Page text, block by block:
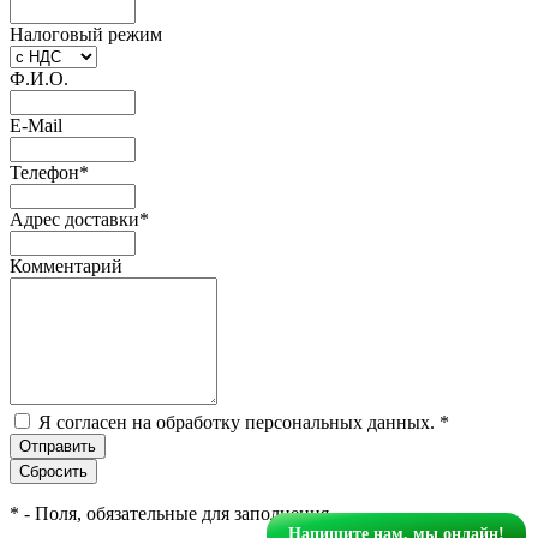
Налоговый режим
Ф.И.О.
E-Mail
Телефон*
Адрес доставки*
Комментарий
Я согласен на обработку персональных данных. *
* - Поля, обязательные для заполнения
Напишите нам, мы онлайн!